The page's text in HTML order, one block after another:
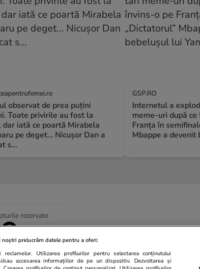
observat de prea puțini
Toate privirile au fost la
dar iată ce poartă Mirabela
pe deget... Nicușor Dan a
s...
GSP.RO
Internetul a
meme-uri după ce
Franța în
Mbappe a devenit
rezervate
prelucrăm datele pentru a oferi:
reclamelor. Utilizarea profilurilor pentru selectarea conținutului
sau accesarea informațiilor de pe un dispozitiv. Dezvoltarea și